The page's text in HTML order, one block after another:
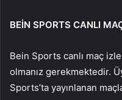
BEİN SPORTS CANLI
Bein Sports canlı maç
olmanız gerekmektedir.
Sports’ta yayınlanan